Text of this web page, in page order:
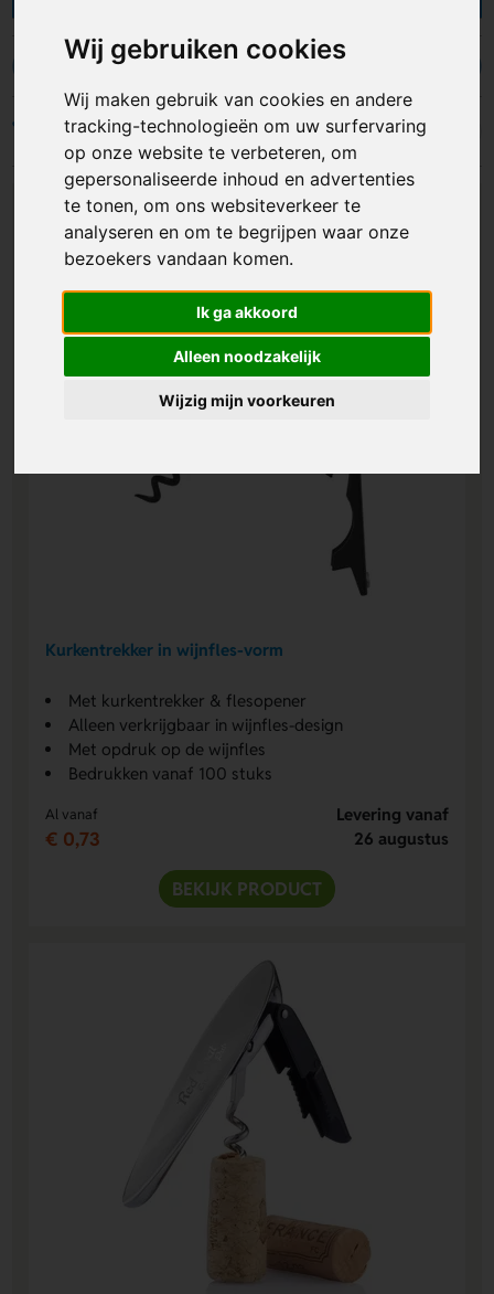
Wij gebruiken cookies
Wij maken gebruik van cookies en andere
tracking-technologieën om uw surfervaring
op onze website te verbeteren, om
gepersonaliseerde inhoud en advertenties
te tonen, om ons websiteverkeer te
analyseren en om te begrijpen waar onze
bezoekers vandaan komen.
Ik ga akkoord
Alleen noodzakelijk
Wijzig mijn voorkeuren
Je kunt de houder van de kurkentrekkers laten
bedrukken of graveren met een logo,
bedrijfsnaam of ander ontwerp opdruk.
Gepersonaliseerde kurkentrekkers zijn onmisbaar
in de keukenlade en maken iedere keer bij het
openen van een fles wijn of bier reclame voor je!
Kelnermessen
Filters
Kurkentrekker in wijnfles-vorm
Met kurkentrekker & flesopener
Alleen verkrijgbaar in wijnfles-design
Met opdruk op de wijnfles
Bedrukken vanaf 100 stuks
Al vanaf
€ 0,73
Levering vanaf
26 augustus
BEKIJK PRODUCT